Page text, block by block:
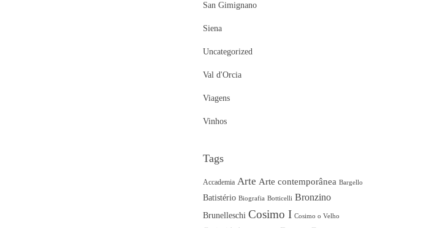
San Gimignano
Siena
Uncategorized
Val d'Orcia
Viagens
Vinhos
Tags
Accademia Arte Arte contemporânea Bargello
Batistério Biografia Botticelli Bronzino
Brunelleschi Cosimo I Cosimo o Velho